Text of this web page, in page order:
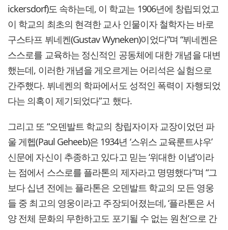
ickersdorf)도 속하는데, 이 학교는 1906년에 창립되었고
이 학교의 최초의 현격한 교사 인물이자 철학자는 바로
구스타프 뷔네켄(Gustav Wyneken)이었다”며 “뷔네켄은
스스로를 교육하는 정신적인 공동체에 대한 개념을 대변
했는데, 이러한 개념을 게오르게는 어리석은 실험으로
간주했다. 뷔네켄의 학파에서도 성적인 폭력이 자행되었
다는 의혹이 제기되었다”고 했다.
그리고 또 “오덴발트 학교의 창립자이자 교장이었던 파
울 게헵(Paul Geheeb)은 1934년 ‘스위스 교육룬트샤우’
신문에 자신이 추종하고 있다고 믿는 ‘위대한 이념’이라
는 점에서 스스로를 플라톤의 제자라고 명명했다”며 “그
보다 십년 전에는 플라톤은 오덴발트 학교의 모든 영웅
들 중 최고의 영웅이라고 주장되어졌는데, ‘플라톤은 서
양 전체 문화의 무한하고도 포기될 수 없는 원천’으로 간